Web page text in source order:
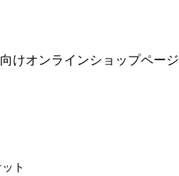
けオンラインショップページ
ト